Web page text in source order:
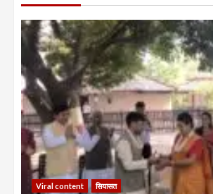
Viral content सियासत